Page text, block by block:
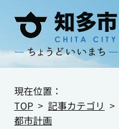
現在位置：
TOP
記事カテゴリ
都市計画